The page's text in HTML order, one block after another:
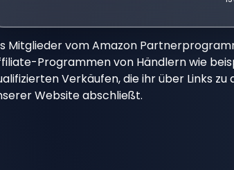
Mitglieder vom Amazon
Programmen von Händlern wie
Verkäufen, die ihr über Links
Website abschließt.